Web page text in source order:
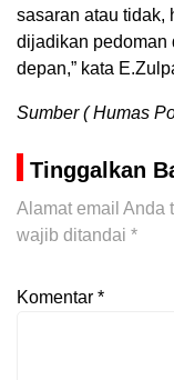
sasaran atau tidak,
dijadikan pedoman
depan,” kata
Sumber ( Humas
Tinggalkan
Alamat email Anda
wajib ditandai *
Komentar *